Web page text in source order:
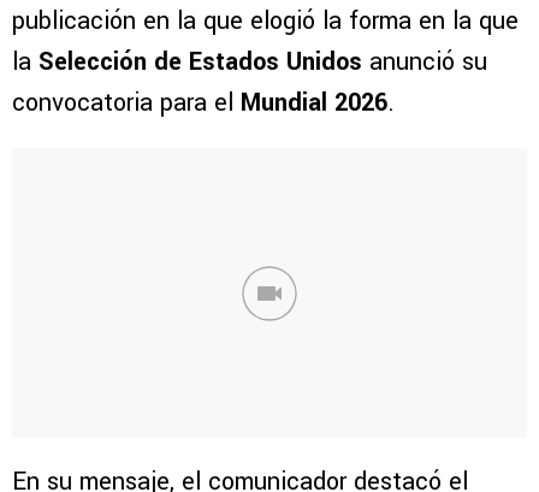
publicación en la que elogió la forma en la que
la Selección de Estados Unidos anunció su
convocatoria para el Mundial 2026.
En su mensaje, el comunicador destacó el